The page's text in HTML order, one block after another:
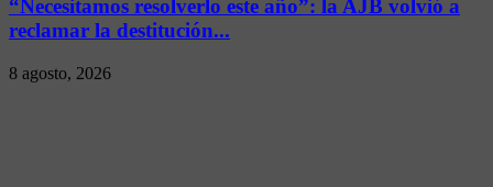
“Necesitamos resolverlo este año”: la AJB volvió a
reclamar la destitución...
8 agosto, 2026